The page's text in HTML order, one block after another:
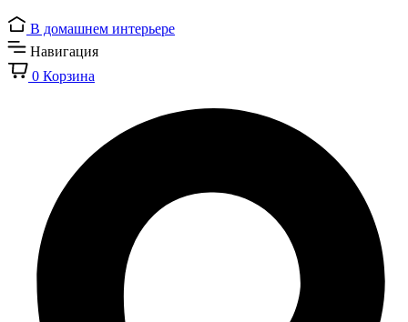
В домашнем интерьере
Навигация
0 Корзина